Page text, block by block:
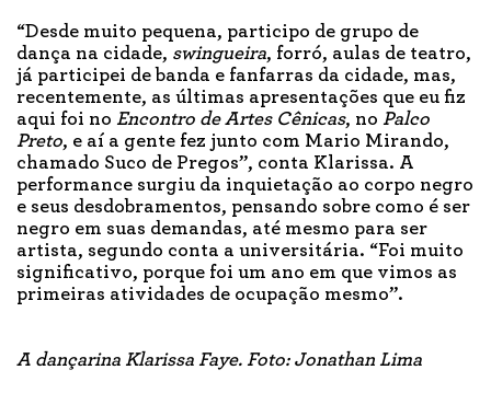
“Desde muito pequena, participo de grupo de
dança na cidade, swingueira, forró, aulas de teatro,
já participei de banda e fanfarras da cidade, mas,
recentemente, as últimas apresentações que eu fiz
aqui foi no Encontro de Artes Cênicas, no Palco
Preto, e aí a gente fez junto com Mario Mirando,
chamado Suco de Pregos”, conta Klarissa. A
performance surgiu da inquietação ao corpo negro
e seus desdobramentos, pensando sobre como é ser
negro em suas demandas, até mesmo para ser
artista, segundo conta a universitária. “Foi muito
significativo, porque foi um ano em que vimos as
primeiras atividades de ocupação mesmo”.
A dançarina Klarissa Faye. Foto: Jonathan Lima